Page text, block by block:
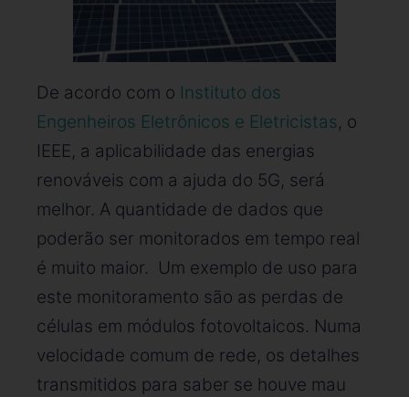
De acordo com o Instituto dos
Engenheiros Eletrônicos e Eletricistas, o
IEEE, a aplicabilidade das energias
renováveis com a ajuda do 5G, será
melhor. A quantidade de dados que
poderão ser monitorados em tempo real
é muito maior. Um exemplo de uso para
este monitoramento são as perdas de
células em módulos fotovoltaicos. Numa
velocidade comum de rede, os detalhes
transmitidos para saber se houve mau